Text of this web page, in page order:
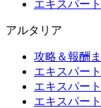
エキスパー
アルタリア
攻略＆報酬
エキスパー
エキスパー
エキスパー